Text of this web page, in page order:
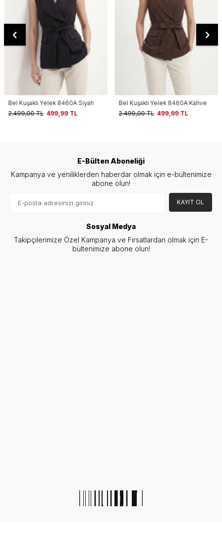
Bel Kuşaklı Yelek 8460A Siyah
2.499,00TL 499,99TL
Bel Kuşaklı Yelek 8460A Kahve
2.499,00TL 499,99TL
E-Bülten Aboneliği
Kampanya ve yeniliklerden haberdar olmak için e-bültenimize
abone olun!
KAYIT OL
Sosyal Medya
Takipçilerimize Özel Kampanya ve Fırsatlardan olmak için E-
bültenimize abone olun!